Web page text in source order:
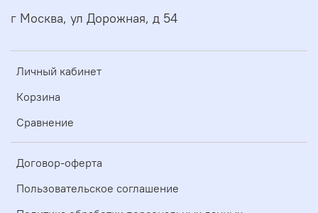
Личный кабинет
Корзина
Сравнение
Договор-оферта
Пользовательское соглашение
г Москва, ул Дорожная, д 54